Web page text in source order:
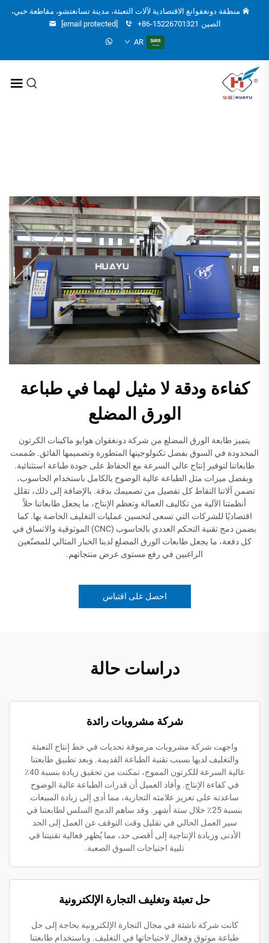
منطقة دونغقوانغ الاقتصادية لآلات التعبئة، مدينة تسانغتشو، مقاطعة خبي،
الصين +86-15226701321
[email protected]
AR
كفاءة ودقة لا مثيل لهما في طباعة
الورق المضلع
يتميز طابعة الورق المضلع من شركة دونغقوان هوايو ماكينات الكرتون
المحدودة في السوق بفضل تكنولوجيتها المتطورة وتصميمها الفائق. صُممت
طابعاتنا لتوفير إنتاج عالي السرعة مع الحفاظ على جودة طباعة استثنائية.
وبفضل ميزات مثل الطباعة عالية الوضوح بالكامل باستخدام الحاسوب،
تضمن آلاتنا التقاط كل تفصيل من تصميمك بدقة. بالإضافة إلى ذلك، تقلل
أنظمتنا الآلية من تكاليف العمالة وتعظم الإنتاج، ما يجعل طابعاتنا حلاً
اقتصاديًا للشركات التي تسعى لتحسين عمليات التغليف الخاصة بها. كما
يضمن دمج تقنية التحكم العددي بالحاسوب (CNC) الموثوقية والاتساق في
كل دفعة، ما يجعل طابعات الورق المضلع لدينا الخيار المثالي للمصنّعين
الراغبين في رفع مستوى عرض منتجاتهم.
احصل على اقتباس
دراسات حالة
شركة مشروبات رائدة
واجهت شركة مشروبات مرموقة تحديات في خط إنتاج التعبئة
والتغليف لديها بسبب تقنية الطباعة القديمة. وبعد تطبيق طابعتنا
عالية السرعة للكرتون المموج، تمكنت من تحقيق زيادة بنسبة 40٪
في كفاءة الإنتاج. وأفاد العميل أن قدرات الطباعة عالية الوضوح
ساعدته على تعزيز علامته التجارية، مما أدى إلى زيادة المبيعات
بنسبة 25٪ خلال ستة أشهر. وقد ساهم الدمج السلس لطابعتنا في
سير العمل الحالي في تقليل وقت التوقف عن العمل إلى الحد
الأدنى وزيادة الإنتاجية إلى أقصى حد، مما يُظهر فعالية تقنيتنا في
تلبية احتياجات السوق الصعبة.
حل تعبئة وتغليف التجارة الإلكترونية
كانت شركة ناشئة في مجال التجارة الإلكترونية بحاجة إلى حل
طباعة موثوق وفعال لاحتياجاتها في التغليف. وباستخدام طابعتنا